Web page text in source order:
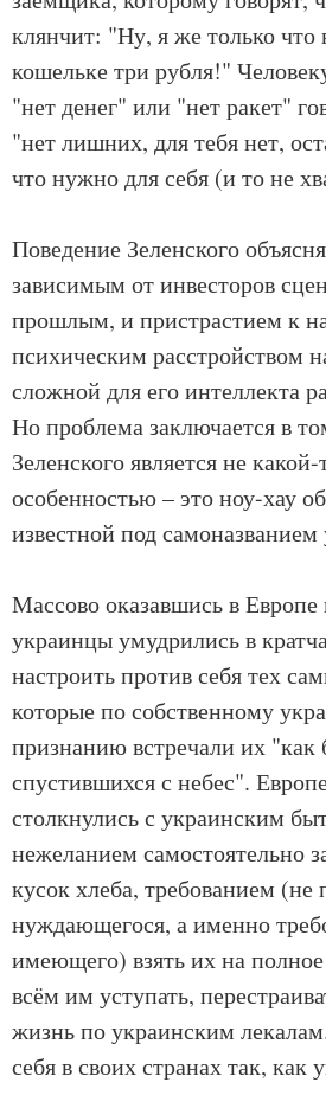
клянчит: "Ну, я же только что
кошельке три рубля!"
"нет денег" или "нет ракет"
"нет лишних, для тебя нет,
что нужно для себя (и то не
Поведение Зеленского
зависимым от инвесторов
прошлым, и пристрастием к
психическим расстройством
сложной для его интеллекта
Но проблема заключается в
Зеленского является не какой-
особенностью – это ноу-хау
известной под
Массово оказавшись в Европе
украинцы умудрились в
настроить против себя тех
которые по собственному
признанию встречали их "как
спустившихся с небес".
столкнулись с украинским
нежеланием самостоятельно
кусок хлеба, требованием (не
нуждающегося, а именно
имеющего) взять их на
всём им уступать,
жизнь по украинским
себя в своих странах так, как